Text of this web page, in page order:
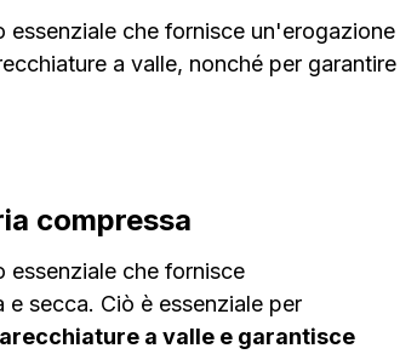
che fornisce
a valle, nonché per
compressa
essenziale che fornisce
e secca. Ciò è essenziale per
a valle e garantisce